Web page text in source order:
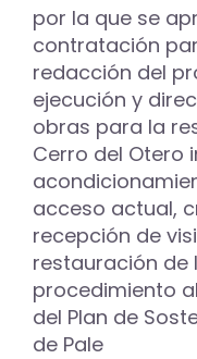
de
caminos
de
Palencia
por la que se
contratación
redacción del
ejecución y
obras para la
Cerro del Otero
acceso actual,
recepción de
restauración de
procedimiento
del Plan de
de Pale